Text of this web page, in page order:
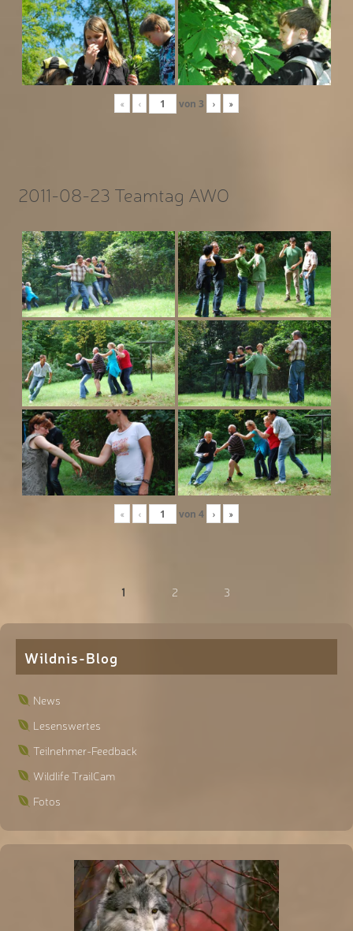
« ‹ von 3 › »
2011-08-23 Teamtag AWO
« ‹ von 4 › »
1 2 3
Wildnis-Blog
News
Lesenswertes
Teilnehmer-Feedback
Wildlife TrailCam
Fotos